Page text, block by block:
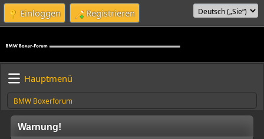
Einloggen Registrieren
Hauptmenü
BMW Boxerforum
Warnung!